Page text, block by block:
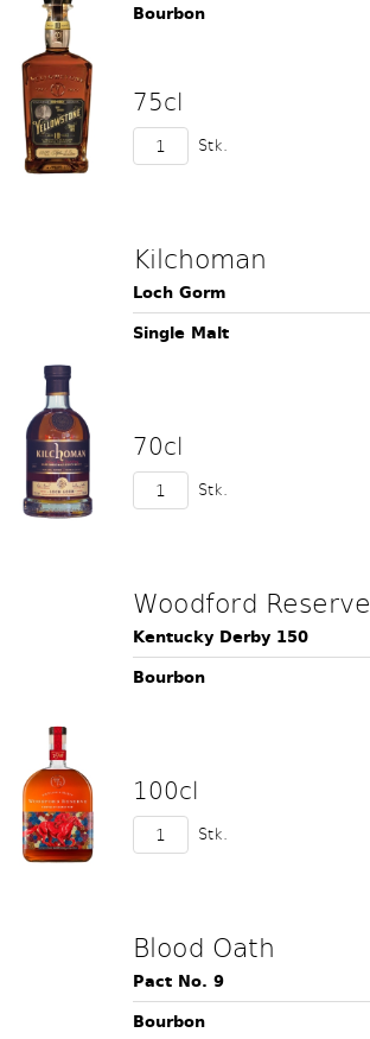
Bourbon
75cl
Stk.
Kilchoman
Loch Gorm
Single Malt
70cl
Stk.
Woodford Reserve
Kentucky Derby 150
Bourbon
100cl
Stk.
Blood Oath
Pact No. 9
Bourbon